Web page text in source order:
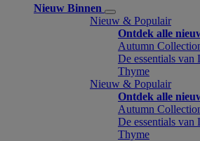
Nieuw Binnen
Nieuw & Populair
Ontdek alle
Autumn
De essentials van
Thyme
Nieuw & Populair
Ontdek alle
Autumn
De essentials van
Thyme